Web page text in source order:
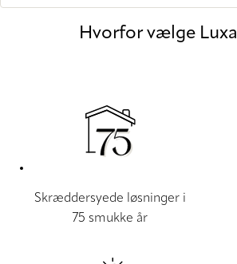
Hvorfor vælge
Skræddersyede løsninger i
75 smukke år